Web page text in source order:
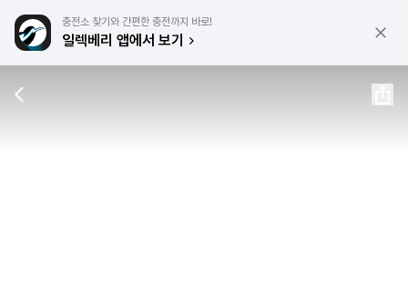
충전소 찾기와 간편한 충전까지 바로!
일렉베리 앱에서 보기